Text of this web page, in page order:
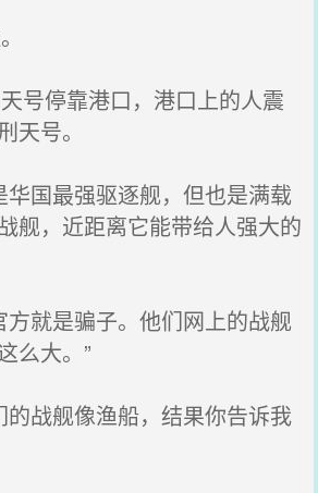
号停靠港口，港口上的人震
天号。
国最强驱逐舰，但也是满载
舰，近距离它能带给人强大的
就是骗子。他们网上的战舰
么大。”
战舰像渔船，结果你告诉我